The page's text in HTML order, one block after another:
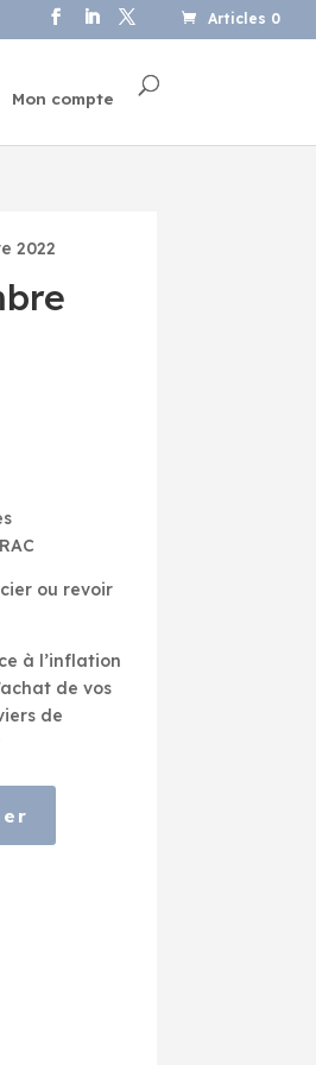
Articles 0
Mon compte
2022
ou revoir
à l’inflation
de vos
de